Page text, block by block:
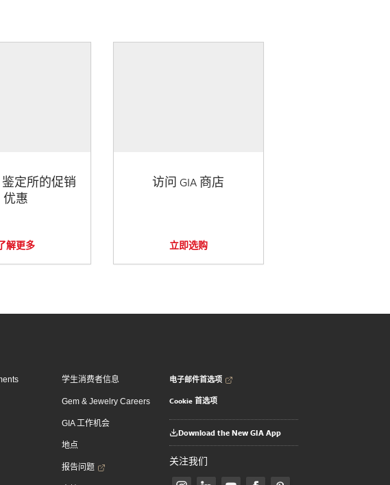
鉴定所的促销
优惠
解更多
访问 GIA 商店
立即选购
学生消费者信息
Gem & Jewelry Careers
GIA 工作机会
地点
报告问题
电子邮件首选项
Cookie 首选项
Download the New GIA App
关注我们